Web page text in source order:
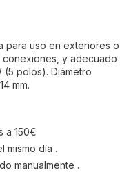
para uso en exteriores o
conexiones, y adecuado
(5 polos). Diámetro
mm.
a 150€
mismo día .
manualmente .